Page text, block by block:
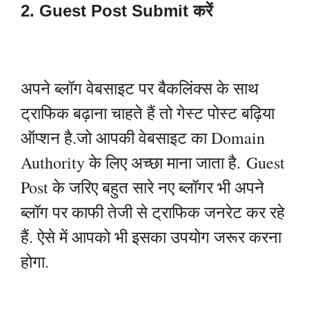
2. Guest Post Submit करें
अपने ब्लॉग वेबसाइट पर बैकलिंक्स के साथ
ट्राफिक बढ़ाना चाहते हैं तो गेस्ट पोस्ट बढ़िया
ऑप्शन है.जो आपकी वेबसाइट का Domain
Authority के लिए अच्छा माना जाता है. Guest
Post के जरिए बहुत सारे नए ब्लॉगर भी अपने
ब्लॉग पर काफी तेजी से ट्राफिक जनरेट कर रहे
हैं. ऐसे में आपको भी इसका उपयोग जरूर करना
होगा.